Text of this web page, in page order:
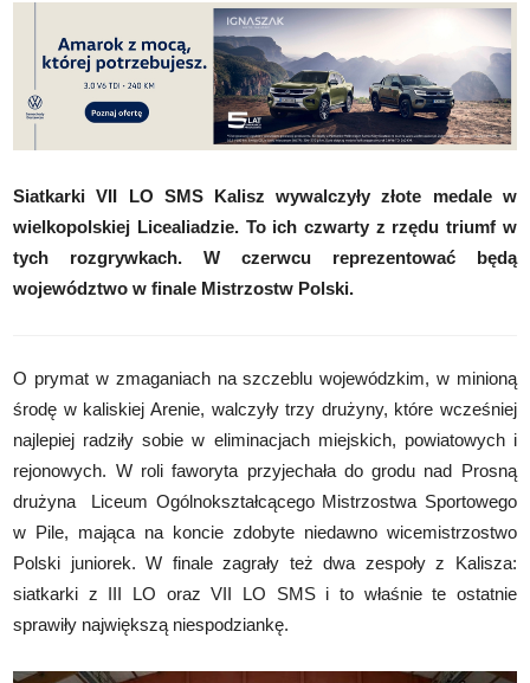
Siatkarki VII LO SMS Kalisz wywalczyły złote medale w
wielkopolskiej Licealiadzie. To ich czwarty z rzędu triumf w
tych rozgrywkach. W czerwcu reprezentować będą
województwo w finale Mistrzostw Polski.
O prymat w zmaganiach na szczeblu wojewódzkim, w minioną
środę w kaliskiej Arenie, walczyły trzy drużyny, które wcześniej
najlepiej radziły sobie w eliminacjach miejskich, powiatowych i
rejonowych. W roli faworyta przyjechała do grodu nad Prosną
drużyna Liceum Ogólnokształcącego Mistrzostwa Sportowego
w Pile, mająca na koncie zdobyte niedawno wicemistrzostwo
Polski juniorek. W finale zagrały też dwa zespoły z Kalisza:
siatkarki z III LO oraz VII LO SMS i to właśnie te ostatnie
sprawiły największą niespodziankę.